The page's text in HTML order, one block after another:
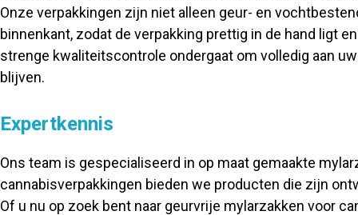
Onze verpakkingen zijn niet alleen geur- en
binnenkant, zodat de verpakking prettig in de hand ligt
strenge kwaliteitscontrole ondergaat om volledig aan
blijven.
Expertkennis
Ons team is gespecialiseerd in op maat gemaakte
cannabisverpakkingen bieden we producten die zijn
Of u nu op zoek bent naar geurvrije mylarzakken voor